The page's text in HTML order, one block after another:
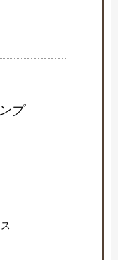
プ